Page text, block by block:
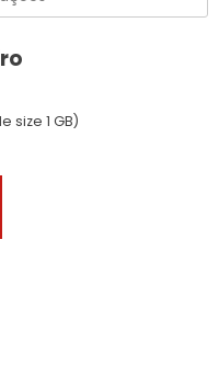
size 1 GB)